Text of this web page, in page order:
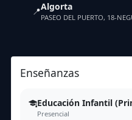
📍Algorta
PASEO DEL PUERTO, 18-
Enseñanzas
Educación Infantil
Presencial